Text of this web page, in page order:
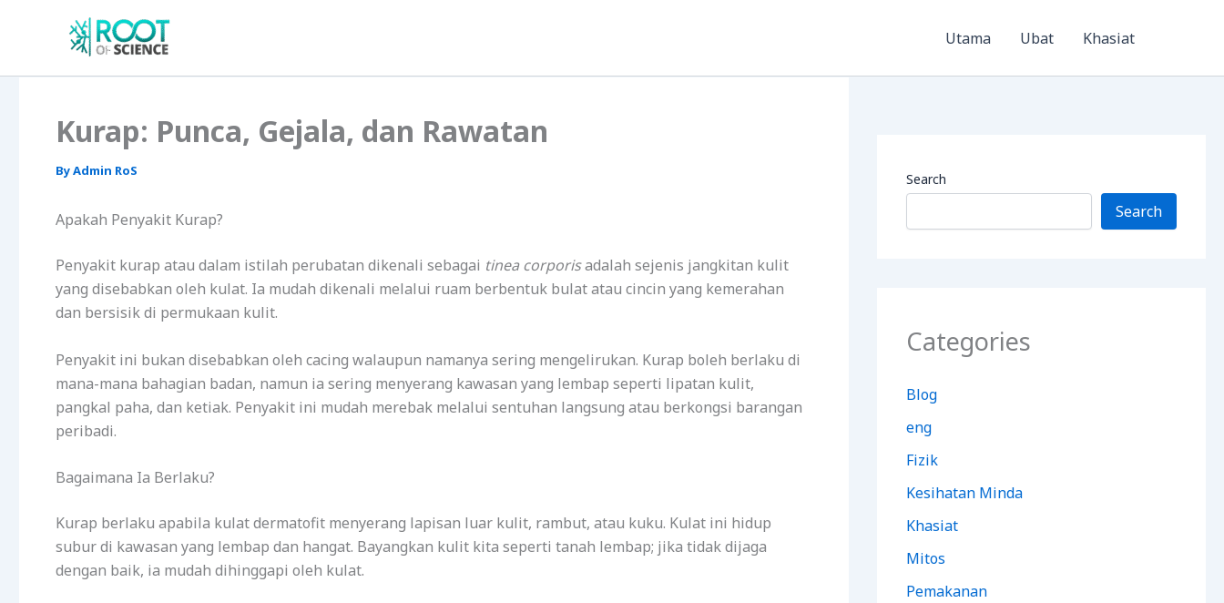
Utama Ubat Khasiat
Kurap: Punca, Gejala, dan Rawatan
ByAdmin RoS
Apakah Penyakit Kurap?
Penyakit kurap atau dalam istilah perubatan dikenali sebagai tinea corporisadalah sejenis jangkitan kulit
yang disebabkan oleh kulat. Ia mudah dikenali melalui ruam berbentuk bulat atau cincin yang kemerahan
dan bersisik di permukaan kulit.
Penyakit ini bukan disebabkan oleh cacing walaupun namanya sering mengelirukan. Kurap boleh berlaku di
mana-mana bahagian badan, namun ia sering menyerang kawasan yang lembap seperti lipatan kulit,
pangkal paha, dan ketiak. Penyakit ini mudah merebak melalui sentuhan langsung atau berkongsi barangan
peribadi.
Bagaimana Ia Berlaku?
Kurap berlaku apabila kulat dermatofit menyerang lapisan luar kulit, rambut, atau kuku. Kulat ini hidup
subur di kawasan yang lembap dan hangat. Bayangkan kulit kita seperti tanah lembap; jika tidak dijaga
dengan baik, ia mudah dihinggapi oleh kulat.
Search
Search
Categories
Blog
eng
Fizik
Kesihatan Minda
Khasiat
Mitos
Pemakanan